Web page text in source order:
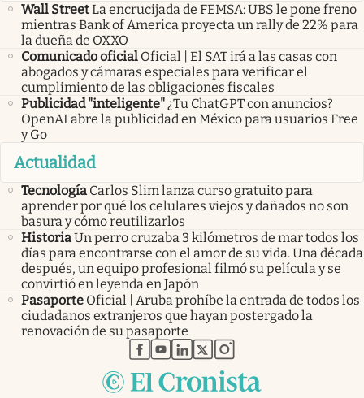
Wall StreetLa encrucijada de FEMSA: UBS le pone freno
mientras Bank of America proyecta un rally de 22% para
la dueña de OXXO
Comunicado oficial Oficial | El SAT irá a las casas con
abogados y cámaras especiales para verificar el
cumplimiento de las obligaciones fiscales
Publicidad "inteligente" ¿Tu ChatGPT con anuncios?
OpenAI abre la publicidad en México para usuarios Free
y Go
Actualidad
Tecnología Carlos Slim lanza curso gratuito para
aprender por qué los celulares viejos y dañados no son
basura y cómo reutilizarlos
HistoriaUn perro cruzaba 3 kilómetros de mar todos los
días para encontrarse con el amor de su vida. Una década
después, un equipo profesional filmó su película y se
convirtió en leyenda en Japón
Pasaporte Oficial | Aruba prohíbe la entrada de todos los
ciudadanos extranjeros que hayan postergado la
renovación de su pasaporte
abre en nueva pestaña
abre en nueva pestaña
abre en nueva pestaña
abre en nueva pestaña
abre en nueva pestaña